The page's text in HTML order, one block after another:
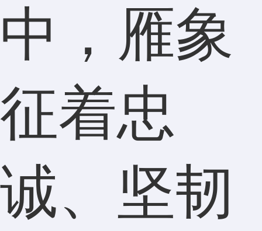
中，雁象
征着忠
诚、坚韧